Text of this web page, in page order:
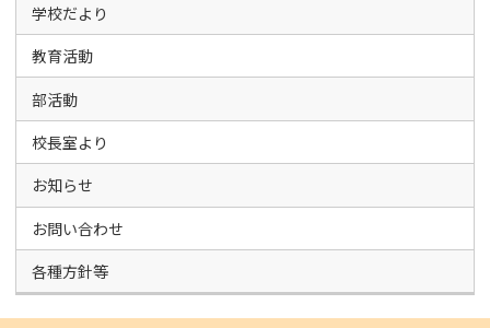
学校だより
教育活動
部活動
校長室より
お知らせ
お問い合わせ
各種方針等